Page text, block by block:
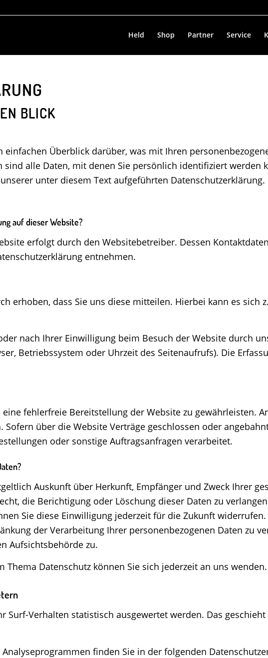
Held Shop Partner Service
BLICK
Überblick darüber, was mit Ihren
sind alle Daten, mit denen Sie persönlich identifiziert
unter diesem Text aufgeführten Datenschutzerklärung.
auf dieser Website?
erfolgt durch den Websitebetreiber. Dessen
entnehmen.
erhoben, dass Sie uns diese mitteilen. Hierbei kann es sich
nach Ihrer Einwilligung beim Besuch der Website durch
Betriebssystem oder Uhrzeit des Seitenaufrufs). Die
fehlerfreie Bereitstellung der Website zu gewährleisten.
Sofern über die Website Verträge geschlossen oder
oder sonstige Auftragsanfragen verarbeitet.
Auskunft über Herkunft, Empfänger und Zweck Ihrer
die Berichtigung oder Löschung dieser Daten zu
Sie diese Einwilligung jederzeit für die Zukunft
der Verarbeitung Ihrer personenbezogenen Daten zu
Aufsichtsbehörde zu.
Thema Datenschutz können Sie sich jederzeit an uns wenden.
Surf-Verhalten statistisch ausgewertet werden. Das
finden Sie in der folgenden